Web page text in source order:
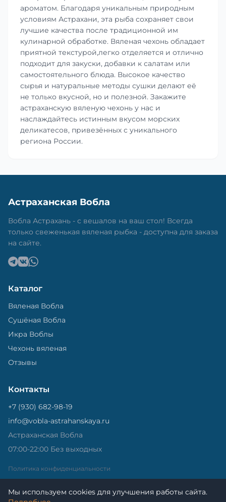
ароматом. Благодаря уникальным природным
условиям Астрахани, эта рыба сохраняет свои
лучшие качества после традиционной им
кулинарной обработке. Вяленая чехонь обладает
приятной текстурой,легко отделяется и отлично
подходит для закуски, добавки к салатам или
самостоятельного блюда. Высокое качество
сырья и натуральные методы сушки делают её
не только вкусной, но и полезной. Закажите
астраханскую вяленую чехонь у нас и
наслаждайтесь истинным вкусом морских
деликатесов, привезённых с уникального
региона России.
Астраханская Вобла
Вобла Астрахань - с вешалов на ваш стол! Всегда
только свеженькая вяленая рыбка - доступна для заказа
на сайте.
Каталог
Вяленая Вобла
Сушёная Вобла
Икра Воблы
Чехонь вяленая
Отзывы
Контакты
+7 (930) 682-98-19
info@vobla-astrahanskaya.ru
Астраханская Вобла
07:00-22:00 Без выходных
Политика конфиденциальности
Мы используем cookies для улучшения работы сайта.